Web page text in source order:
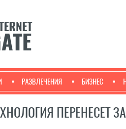
РАЗВЛЕЧЕНИЯ БИЗНЕС
ПЕРЕНЕСЕТ